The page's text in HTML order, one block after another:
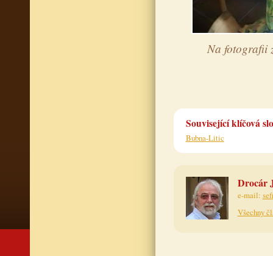
Na fotografii
Související klíčová
Bubna-Litic
Drocár
e-mail:
Všechny